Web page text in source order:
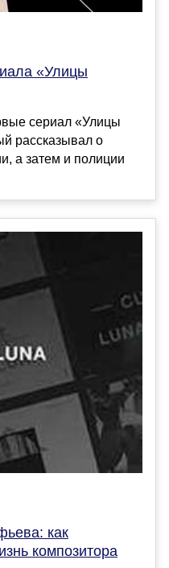
«Улицы
сериал «Улицы
рассказывал о
а затем и полиции
как
композитора